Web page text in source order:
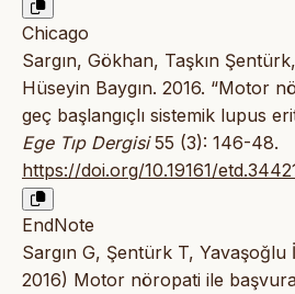
Chicago
Sargın, Gökhan, Taşkın
Hüseyin Baygın. 2016. “Motor
geç başlangıçlı sistemik lupus
Ege Tıp Dergisi55 (3): 146-48.
https://doi.org/10.19161/
EndNote
Sargın G, Şentürk T, Yavaşoğlu
2016) Motor nöropati ile